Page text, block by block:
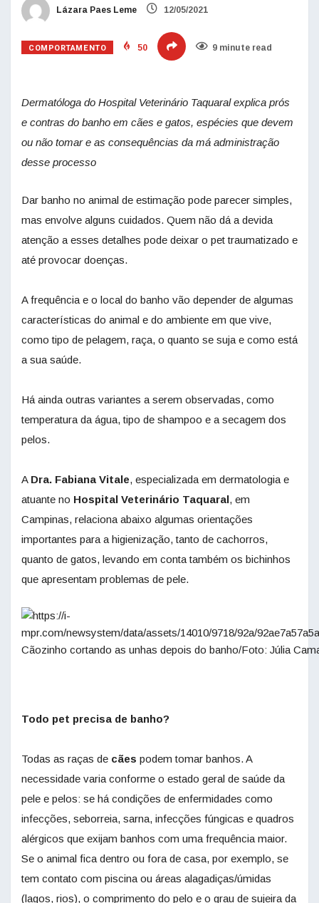
Lázara Paes Leme 12/05/2021
COMPORTAMENTO 50 9 minute read
Dermatóloga do Hospital Veterinário Taquaral explica prós
e contras do banho em cães e gatos, espécies que devem
ou não tomar e as consequências da má administração
desse processo
Dar banho no animal de estimação pode parecer simples,
mas envolve alguns cuidados. Quem não dá a devida
atenção a esses detalhes pode deixar o pet traumatizado e
até provocar doenças.
A frequência e o local do banho vão depender de algumas
características do animal e do ambiente em que vive,
como tipo de pelagem, raça, o quanto se suja e como está
a sua saúde.
Há ainda outras variantes a serem observadas, como
temperatura da água, tipo de shampoo e a secagem dos
pelos.
A Dra. Fabiana Vitale, especializada em dermatologia e
atuante no Hospital Veterinário Taquaral, em
Campinas, relaciona abaixo algumas orientações
importantes para a higienização, tanto de cachorros,
quanto de gatos, levando em conta também os bichinhos
que apresentam problemas de pele.
Cãozinho cortando as unhas depois do banho/Foto: Júlia
Todo pet precisa de banho?
Todas as raças de cães podem tomar banhos. A
necessidade varia conforme o estado geral de saúde da
pele e pelos: se há condições de enfermidades como
infecções, seborreia, sarna, infecções fúngicas e quadros
alérgicos que exijam banhos com uma frequência maior.
Se o animal fica dentro ou fora de casa, por exemplo, se
tem contato com piscina ou áreas alagadiças/úmidas
(lagos, rios), o comprimento do pelo e o grau de sujeira da